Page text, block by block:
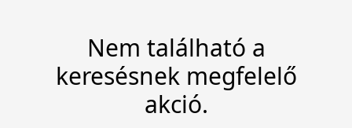
Nem található a
keresésnek megfelelő
akció.